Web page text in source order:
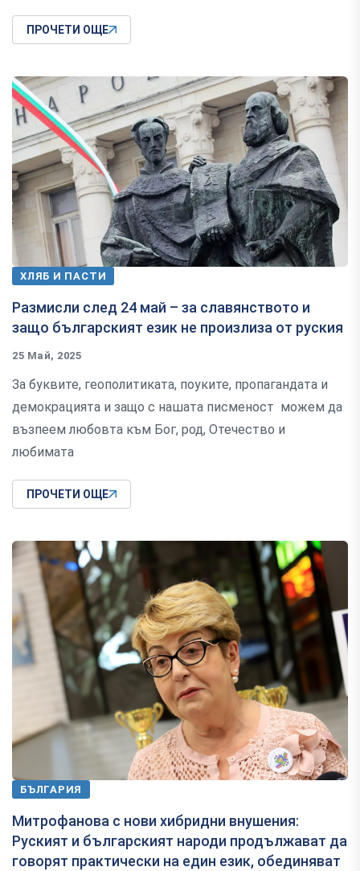
ПРОЧЕТИ ОЩЕ
ХЛЯБ И ПАСТИ
Размисли след 24 май – за славянството и
защо българският език не произлиза от руския
25 Май, 2025
За буквите, геополитиката, поуките, пропагандата и
демокрацията и защо с нашата писменост можем да
възпеем любовта към Бог, род, Отечество и
любимата
ПРОЧЕТИ ОЩЕ
БЪЛГАРИЯ
Митрофанова с нови хибридни внушения:
Руският и българският народи продължават да
говорят практически на един език, обединяват